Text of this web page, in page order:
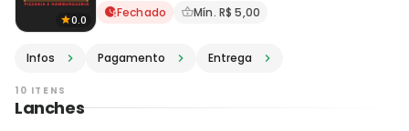
0.0 Delivery em Carandaí -
Fechado Mín. R$ 5,00
Infos Pagamento Entrega
10 ITENS
Lanches